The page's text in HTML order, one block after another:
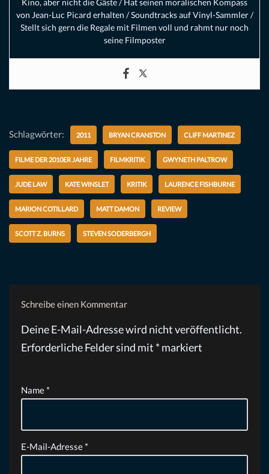
von Jean-Luc Picard erhalten / Soundtracks auf Vinyl-Sammler /
Stellt sich gern die Regale mit Filmen voll und rahmt nur noch
seine Filmposter
Schlagwörter: 2011 BRYAN CRANSTON CLIFF MARTINEZ
FILME DER 2010ER JAHRE FILMKRITIK GWYNETH PALTROW
JUDE LAW KATE WINSLET KRITIK LAURENCE FISHBURNE
MARION COTILLARD MATT DAMON REVIEW
SCOTT Z. BURNS STEVEN SODERBERGH
Schreibe einen Kommentar
Deine E-Mail-Adresse wird nicht veröffentlicht.
Erforderliche Felder sind mit * markiert
Name *
E-Mail-Adresse *